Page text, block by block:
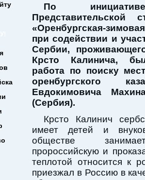
По
Представительской
«Оренбургская-
при содействии и
Сербии,
Крсто Калинича,
работа по поиску
оренбургского
Евдокимовича
(Сербия).
Крсто Калинич
имеет детей и
обществе
пророссийскую и
теплотой относится к
приезжал в Россию в